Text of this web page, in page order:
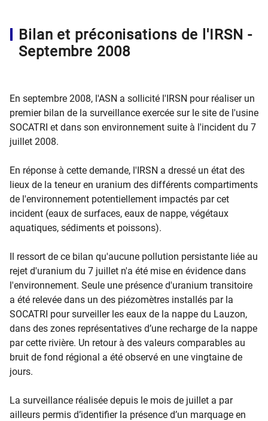
Bilan et préconisations de l'IRSN -
Septembre 2008
En septembre 2008, l'ASN a sollicité l'IRSN pour réaliser un
premier bilan de la surveillance exercée sur le site de l'usine
SOCATRI et dans son environnement suite à l'incident du 7
juillet 2008.
En réponse à cette demande, l'IRSN a dressé un état des
lieux de la teneur en uranium des différents compartiments
de l'environnement potentiellement impactés par cet
incident (eaux de surfaces, eaux de nappe, végétaux
aquatiques, sédiments et poissons).
Il ressort de ce bilan qu'aucune pollution persistante liée au
rejet d'uranium du 7 juillet n'a été mise en évidence dans
l'environnement. Seule une présence d'uranium transitoire
a été relevée dans un des piézomètres installés par la
SOCATRI pour surveiller les eaux de la nappe du Lauzon,
dans des zones représentatives d’une recharge de la nappe
par cette rivière. Un retour à des valeurs comparables au
bruit de fond régional a été observé en une vingtaine de
jours.
La surveillance réalisée depuis le mois de juillet a par
ailleurs permis d’identifier la présence d’un marquage en